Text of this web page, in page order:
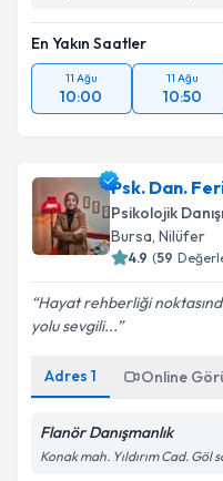
En Yakın Saatler
11 Ağu
10:00
11 Ağu
10:50
Psk. Dan.
Psikolojik
Bursa, Nilüfer
4.9 (59
Hayat rehberliği
yolu sevgili...
Adres 1 Online
Flanör Danışmanlık
Konak mah. Yıldırım Cad. Göl